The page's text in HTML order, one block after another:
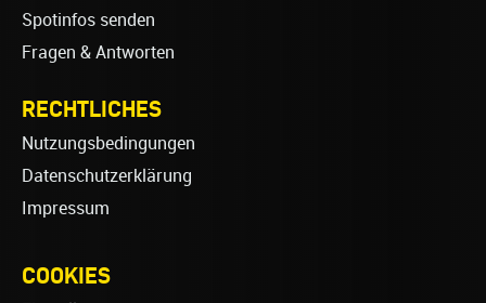
Spotinfos senden
Fragen & Antworten
RECHTLICHES
Nutzungsbedingungen
Datenschutzerklärung
Impressum
COOKIES